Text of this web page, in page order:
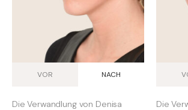
VOR NACH
Die Verwandlung von Denisa Die